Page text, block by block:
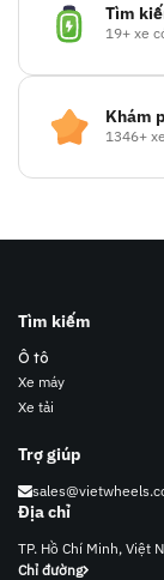
Tìm
19+ xe
Khám
1346+
Tìm kiếm
Ô tô
Xe máy
Xe tải
Địa chỉ
TP. Hồ Chí Minh, Việt
Chỉ đường
Trợ giúp